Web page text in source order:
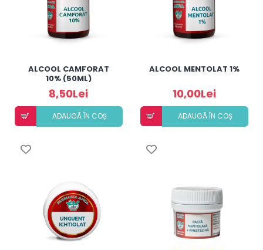
ALCOOL CAMFORAT
10% (50ML)
8,50Lei
ADAUGÃ ÎN COȘ
ALCOOL MENTOLAT 1%
10,00Lei
ADAUGÃ ÎN COȘ